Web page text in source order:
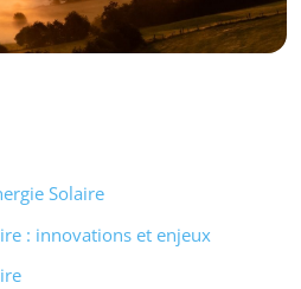
Solaire
: innovations et enjeux